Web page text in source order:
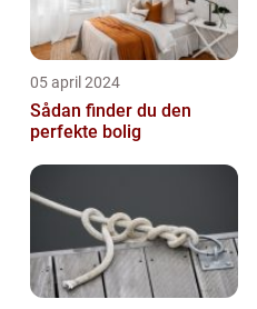
05 april 2024
Sådan finder du den
perfekte bolig